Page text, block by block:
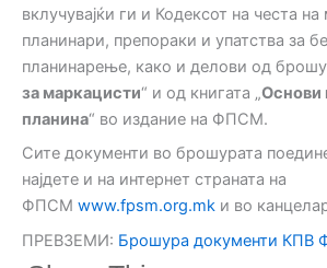
вклучувајќи ги и Кодексот на честа
планинари, препораки и упатства за
планинарење, како и делови од
за маркацисти“ и од книгата „Основи
планина“ во издание на ФПСМ.
Сите документи во брошурата
најдете и на интернет страната на
ФПСМ www.fpsm.org.mk и во
ПРЕВЗЕМИ: Брошура документи КПВ